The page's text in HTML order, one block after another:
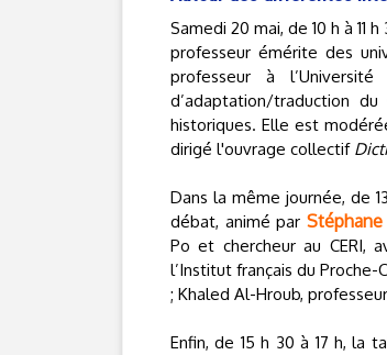
Samedi 20 mai, de 10 h à 11
professeur émérite des
professeur à
d’adaptation/traduction
historiques. Elle est
dirigé l'ouvrage collectif
Dans la même journée, de
débat, animé par
Po et chercheur au CERI,
l’Institut français du Proche-
; Khaled Al-Hroub,
Enfin, de 15 h 30 à 17 h, la